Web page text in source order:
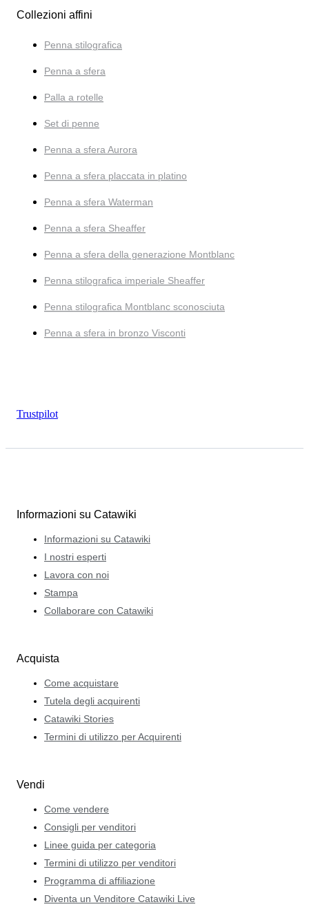
Collezioni affini
Penna stilografica
Penna a sfera
Palla a rotelle
Set di penne
Penna a sfera Aurora
Penna a sfera placcata in platino
Penna a sfera Waterman
Penna a sfera Sheaffer
Penna a sfera della generazione Montblanc
Penna stilografica imperiale Sheaffer
Penna stilografica Montblanc sconosciuta
Penna a sfera in bronzo Visconti
Trustpilot
Informazioni su Catawiki
Informazioni su Catawiki
I nostri esperti
Lavora con noi
Stampa
Collaborare con Catawiki
Acquista
Come acquistare
Tutela degli acquirenti
Catawiki Stories
Termini di utilizzo per Acquirenti
Vendi
Come vendere
Consigli per venditori
Linee guida per categoria
Termini di utilizzo per venditori
Programma di affiliazione
Diventa un Venditore Catawiki Live